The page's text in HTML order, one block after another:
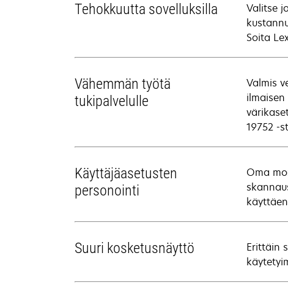
Tehokkuutta sovelluksilla
Valitse
Soita
Vähemmän työtä
tukipalvelulle
Valmis
19752 -
Käyttäjäasetusten
personointi
Oma
Suuri kosketusnäyttö
Erittäin